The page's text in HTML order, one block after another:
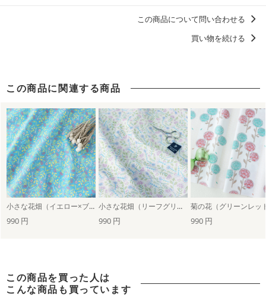
この商品について問い合わせる
買い物を続ける
この商品に関連する商品
小さな花畑（イエロー×ブルー） 小さな花畑（リーフグリーン×パープル） 菊の花（グリーンレッ
990 円 990 円 990 円
この商品を買った人は
こんな商品も買っています